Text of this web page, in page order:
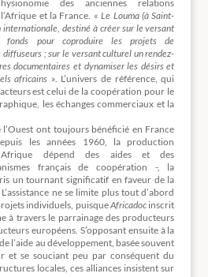
des anciennes relations
et la France. «Le Louma (à Saint-
internationale, destiné à créer sur le versant
fonds pour coproduire les projets de
; sur le versant culturel un rendez-
documentaires et dynamiser les désirs et
africains ». L’univers de référence, qui
est celui de la coopération pour le
les échanges commerciaux et la
l’Ouest ont toujours bénéficié en France
les années 1960, la production
Afrique dépend des aides et des
français de coopération -, la
un tournant significatif en faveur de la
ne se limite plus tout d’abord
individuels, puisqueAfricadoc inscrit
à travers le parrainage des producteurs
européens. S’opposant ensuite à la
l’aide au développement, basée souvent
et se souciant peu par conséquent du
locales, ces alliances insistent sur